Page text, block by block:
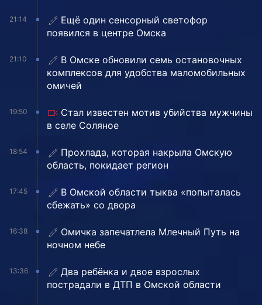
21:14
Ещё один сенсорный светофор
появился в центре Омска
21:10
В Омске обновили семь остановочных
комплексов для удобства маломобильных
омичей
19:50
Стал известен мотив убийства мужчины
в селе Соляное
18:54
Прохлада, которая накрыла Омскую
область, покидает регион
17:45
В Омской области тыква «попыталась
сбежать» со двора
16:38
Омичка запечатлела Млечный Путь на
ночном небе
13:36
Два ребёнка и двое взрослых
пострадали в ДТП в Омской области